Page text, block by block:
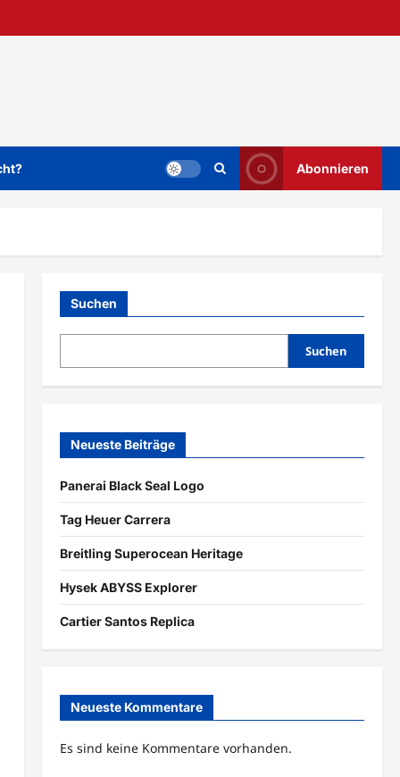
Abonnieren
Suchen
Suchen
Neueste Beiträge
Panerai Black Seal Logo
Tag Heuer Carrera
Breitling Superocean Heritage
Hysek ABYSS Explorer
Cartier Santos Replica
Neueste Kommentare
Es sind keine Kommentare vorhanden.